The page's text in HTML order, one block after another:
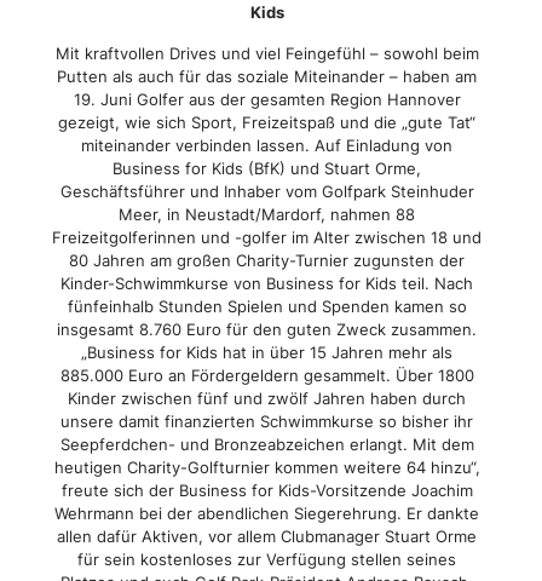
Kids
Mit kraftvollen Drives und viel Feingefühl – sowohl beim
Putten als auch für das soziale Miteinander – haben am
19. Juni Golfer aus der gesamten Region Hannover
gezeigt, wie sich Sport, Freizeitspaß und die „gute Tat“
miteinander verbinden lassen. Auf Einladung von
Business for Kids (BfK) und Stuart Orme,
Geschäftsführer und Inhaber vom Golfpark Steinhuder
Meer, in Neustadt/Mardorf, nahmen 88
Freizeitgolferinnen und -golfer im Alter zwischen 18 und
80 Jahren am großen Charity-Turnier zugunsten der
Kinder-Schwimmkurse von Business for Kids teil. Nach
fünfeinhalb Stunden Spielen und Spenden kamen so
insgesamt 8.760 Euro für den guten Zweck zusammen.
„Business for Kids hat in über 15 Jahren mehr als
885.000 Euro an Fördergeldern gesammelt. Über 1800
Kinder zwischen fünf und zwölf Jahren haben durch
unsere damit finanzierten Schwimmkurse so bisher ihr
Seepferdchen- und Bronzeabzeichen erlangt. Mit dem
heutigen Charity-Golfturnier kommen weitere 64 hinzu“,
freute sich der Business for Kids-Vorsitzende Joachim
Wehrmann bei der abendlichen Siegerehrung. Er dankte
allen dafür Aktiven, vor allem Clubmanager Stuart Orme
für sein kostenloses zur Verfügung stellen seines